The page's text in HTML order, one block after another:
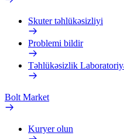
Skuter təhlükəsizliyi
Problemi bildir
Təhlükəsizlik
Bolt Market
Kuryer olun